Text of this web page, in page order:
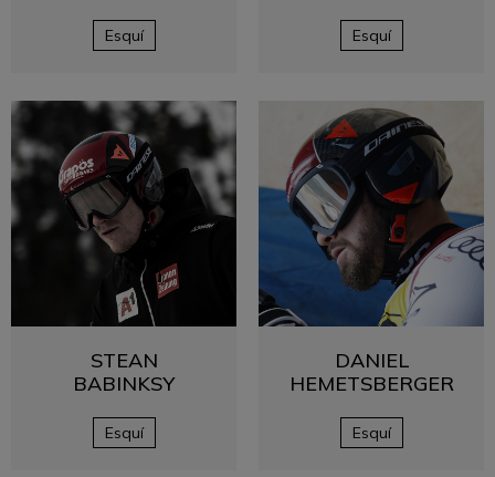
Esquí Esquí
STEAN
BABINKSY
Esquí
DANIEL
HEMETSBERGER
Esquí